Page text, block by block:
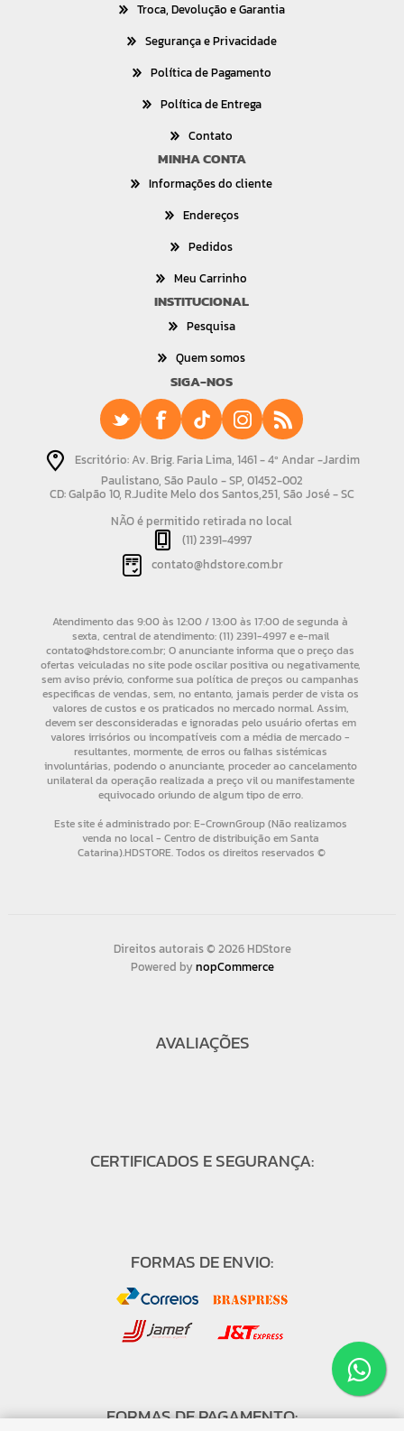
Troca, Devolução e Garantia
Segurança e Privacidade
Política de Pagamento
Política de Entrega
Contato
MINHA CONTA
Informações do cliente
Endereços
Pedidos
Meu Carrinho
INSTITUCIONAL
Pesquisa
Quem somos
SIGA-NOS
Escritório: Av. Brig. Faria Lima, 1461 - 4º Andar -Jardim
Paulistano, São Paulo - SP, 01452-002
CD: Galpão 10, R.Judite Melo dos Santos,251, São José - SC
NÃO é permitido retirada no local
(11) 2391-4997
contato@hdstore.com.br
Direitos autorais © 2026 HDStore
Powered bynopCommerce
AVALIAÇÕES
CERTIFICADOS E SEGURANÇA:
FORMAS DE ENVIO:
FORMAS DE PAGAMENTO: